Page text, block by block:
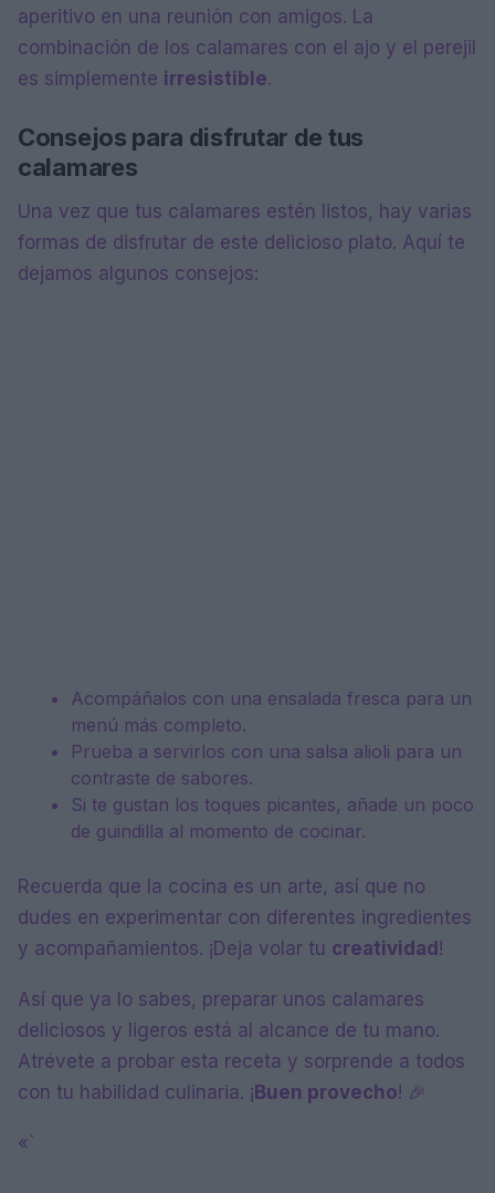
aperitivo en una reunión con amigos. La
combinación de los calamares con el ajo y el perejil
es simplemente irresistible.
Consejos para disfrutar de tus
calamares
Una vez que tus calamares estén listos, hay varias
formas de disfrutar de este delicioso plato. Aquí te
dejamos algunos consejos:
Acompáñalos con una ensalada fresca para un
menú más completo.
Prueba a servirlos con una salsa alioli para un
contraste de sabores.
Si te gustan los toques picantes, añade un poco
de guindilla al momento de cocinar.
Recuerda que la cocina es un arte, así que no
dudes en experimentar con diferentes ingredientes
y acompañamientos. ¡Deja volar tu creatividad!
Así que ya lo sabes, preparar unos calamares
deliciosos y ligeros está al alcance de tu mano.
Atrévete a probar esta receta y sorprende a todos
con tu habilidad culinaria. ¡Buen provecho! 🎉
«`